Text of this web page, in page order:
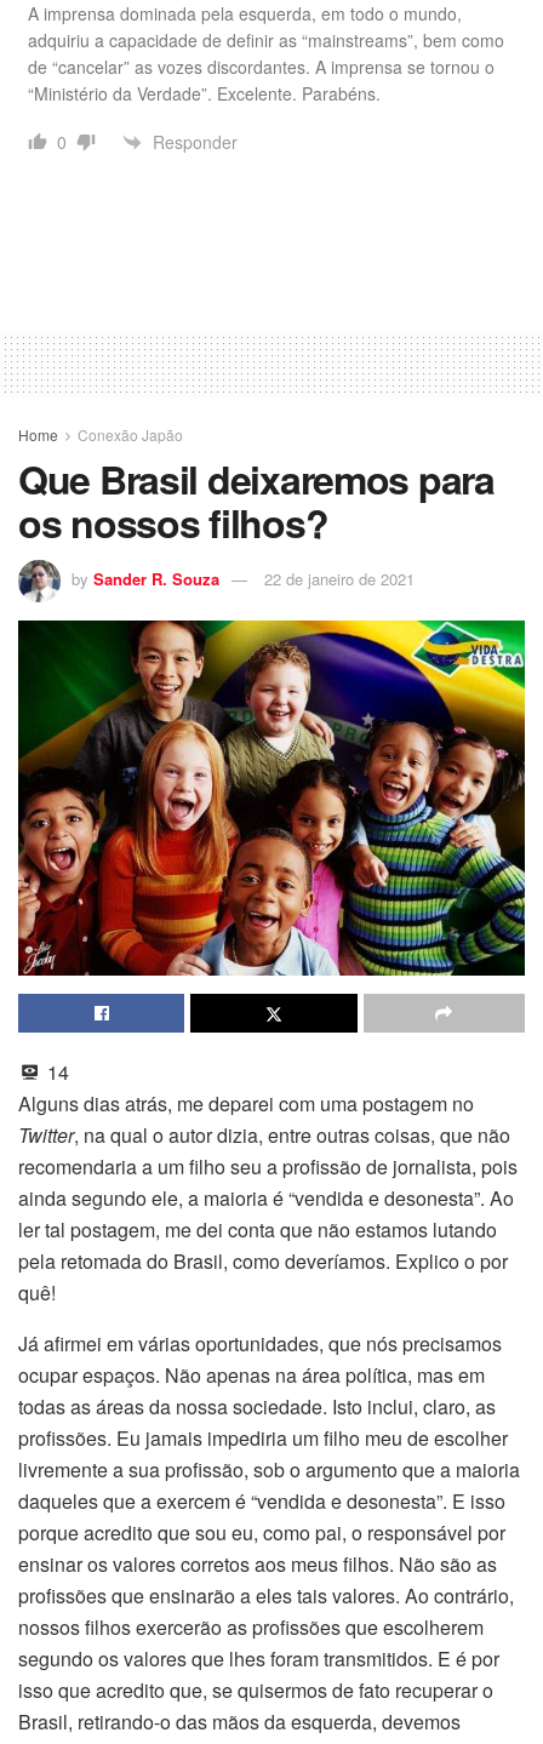
A imprensa dominada pela esquerda, em todo o mundo,
adquiriu a capacidade de definir as “mainstreams”, bem como
de “cancelar” as vozes discordantes. A imprensa se tornou o
“Ministério da Verdade”. Excelente. Parabéns.
0
Responder
Home Conexão Japão
Que Brasil deixaremos para
os nossos filhos?
by Sander R. Souza 22 de janeiro de 2021
14
Alguns dias atrás, me deparei com uma postagem no
Twitter, na qual o autor dizia, entre outras coisas, que não
recomendaria a um filho seu a profissão de jornalista, pois
ainda segundo ele, a maioria é “vendida e desonesta”. Ao
ler tal postagem, me dei conta que não estamos lutando
pela retomada do Brasil, como deveríamos. Explico o por
quê!
Já afirmei em várias oportunidades, que nós precisamos
ocupar espaços. Não apenas na área política, mas em
todas as áreas da nossa sociedade. Isto inclui, claro, as
profissões. Eu jamais impediria um filho meu de escolher
livremente a sua profissão, sob o argumento que a maioria
daqueles que a exercem é “vendida e desonesta”. E isso
porque acredito que sou eu, como pai, o responsável por
ensinar os valores corretos aos meus filhos. Não são as
profissões que ensinarão a eles tais valores. Ao contrário,
nossos filhos exercerão as profissões que escolherem
segundo os valores que lhes foram transmitidos. E é por
isso que acredito que, se quisermos de fato recuperar o
Brasil, retirando-o das mãos da esquerda, devemos